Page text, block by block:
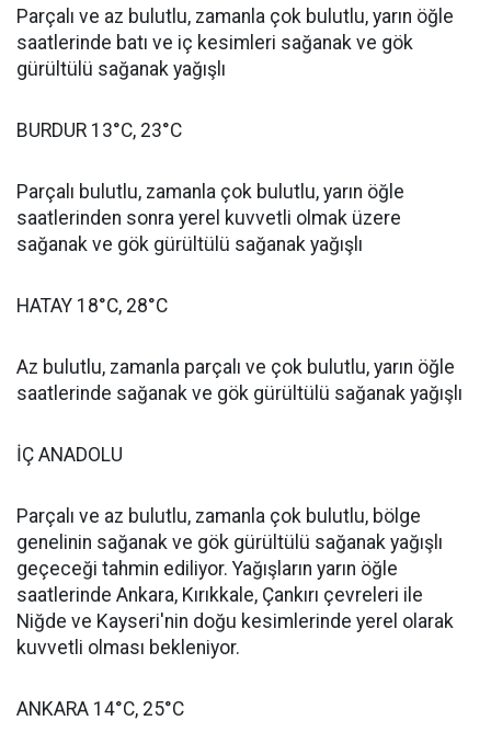
Parçalı ve az bulutlu, zamanla çok bulutlu, yarın öğle
saatlerinde batı ve iç kesimleri sağanak ve gök
gürültülü sağanak yağışlı
BURDUR 13°C, 23°C
Parçalı bulutlu, zamanla çok bulutlu, yarın öğle
saatlerinden sonra yerel kuvvetli olmak üzere
sağanak ve gök gürültülü sağanak yağışlı
HATAY 18°C, 28°C
Az bulutlu, zamanla parçalı ve çok bulutlu, yarın öğle
saatlerinde sağanak ve gök gürültülü sağanak yağışlı
İÇ ANADOLU
Parçalı ve az bulutlu, zamanla çok bulutlu, bölge
genelinin sağanak ve gök gürültülü sağanak yağışlı
geçeceği tahmin ediliyor. Yağışların yarın öğle
saatlerinde Ankara, Kırıkkale, Çankırı çevreleri ile
Niğde ve Kayseri'nin doğu kesimlerinde yerel olarak
kuvvetli olması bekleniyor.
ANKARA 14°C, 25°C